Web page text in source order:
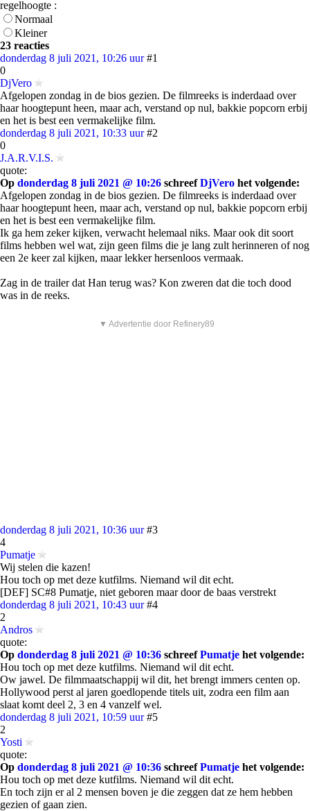
regelhoogte :
Normaal
Kleiner
23 reacties
donderdag 8 juli 2021, 10:26 uur #1
0
DjVero
Afgelopen zondag in de bios gezien. De filmreeks is inderdaad over
haar hoogtepunt heen, maar ach, verstand op nul, bakkie popcorn erbij
en het is best een vermakelijke film.
donderdag 8 juli 2021, 10:33 uur #2
0
J.A.R.V.I.S.
quote:
Op donderdag 8 juli 2021 @ 10:26 schreefDjVero het volgende:
Afgelopen zondag in de bios gezien. De filmreeks is inderdaad over
haar hoogtepunt heen, maar ach, verstand op nul, bakkie popcorn erbij
en het is best een vermakelijke film.
Ik ga hem zeker kijken, verwacht helemaal niks. Maar ook dit soort
films hebben wel wat, zijn geen films die je lang zult herinneren of nog
een 2e keer zal kijken, maar lekker hersenloos vermaak.
Zag in de trailer dat Han terug was? Kon zweren dat die toch dood
was in de reeks.
▼ Advertentie door Refinery89
donderdag 8 juli 2021, 10:36 uur #3
4
Pumatje
Wij stelen die kazen!
Hou toch op met deze kutfilms. Niemand wil dit echt.
[DEF] SC#8 Pumatje, niet geboren maar door de baas verstrekt
donderdag 8 juli 2021, 10:43 uur #4
2
Andros
quote:
Op donderdag 8 juli 2021 @ 10:36 schreefPumatje het volgende:
Hou toch op met deze kutfilms. Niemand wil dit echt.
Ow jawel. De filmmaatschappij wil dit, het brengt immers centen op.
Hollywood perst al jaren goedlopende titels uit, zodra een film aan
slaat komt deel 2, 3 en 4 vanzelf wel.
donderdag 8 juli 2021, 10:59 uur #5
2
Yosti
quote:
Op donderdag 8 juli 2021 @ 10:36 schreefPumatje het volgende:
Hou toch op met deze kutfilms. Niemand wil dit echt.
En toch zijn er al 2 mensen boven je die zeggen dat ze hem hebben
gezien of gaan zien.